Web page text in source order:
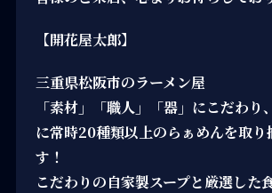
【開花屋太郎】
三重県松阪市のラーメン屋
「素材」「職人」「器」にこだわり
に常時20種類以上のらぁめんを取り
す！
こだわりの自家製スープと厳選した